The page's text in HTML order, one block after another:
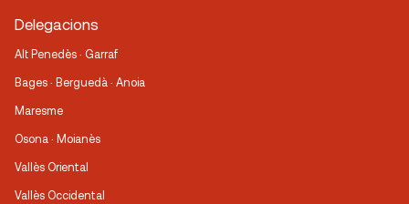
Delegacions
Alt Penedès · Garraf
Bages · Berguedà · Anoia
Maresme
Osona · Moianès
Vallès Oriental
Vallès Occidental